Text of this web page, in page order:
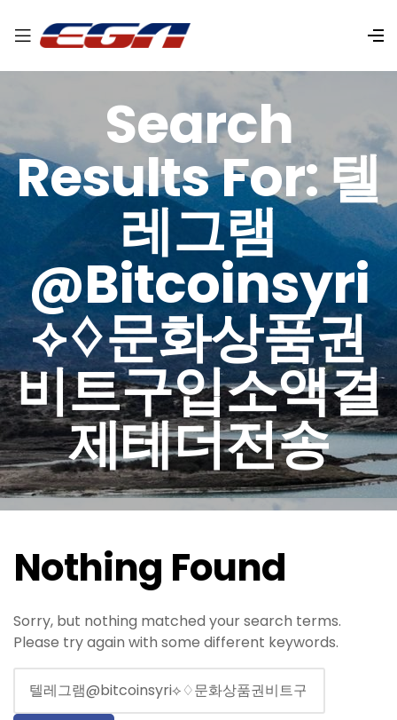
Search
Results For: 텔
레그램
@bitcoinsyri
⟡♢문화상품권
비트구입소액결
제테더전송
Nothing Found
Sorry, but nothing matched your search terms.
Please try again with some different keywords.